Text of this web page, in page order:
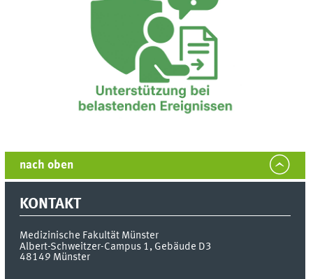
nach oben
KONTAKT
Medizinische Fakultät Münster
Albert-Schweitzer-Campus 1, Gebäude D3
48149 Münster